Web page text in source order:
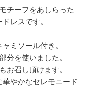
ベビードレスⅡ
ルのふんわりベ
チーフをあしらった
レスです。
ミソール付き。
分を使いました。
お召し頂けます。
やかなセレモニード